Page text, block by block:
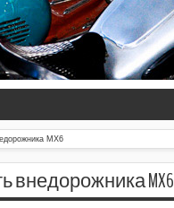
MX6
внедорожника MX6